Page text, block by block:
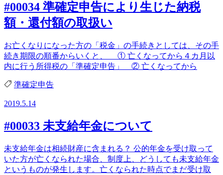
#00034 準確定申告により生じた納税
額・還付額の取扱い
お亡くなりになった方の「税金」の手続きとしては、その手
続き期限の順番からいくと、 ① 亡くなってから４カ月以
内に行う所得税の「準確定申告」 ② 亡くなってから
準確定申告
2019.5.14
#00033 未支給年金について
未支給年金は相続財産に含まれる？ 公的年金を受け取って
いた方が亡くなられた場合、制度上、どうしても未支給年金
というものが発生します。亡くなられた時点でまだ受け取